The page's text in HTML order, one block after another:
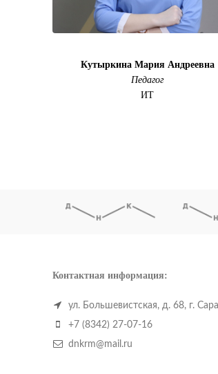
Кутыркина Мария Андреевна
Педагог
ИТ
Контактная информация:
ул. Большевистская, д. 68, г.
+7 (8342) 27-07-16
dnkrm@mail.ru